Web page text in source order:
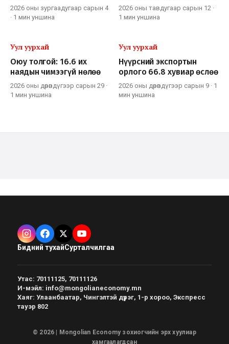
2026 оны зургаадугаар сарын 4
· 1 мин уншина
2026 оны тавдугаар сарын 12 ·
1 мин уншина
Уул уурхай
Оюу толгой: 16.6 их
наядын чимээгүй нөлөө
2026 оны дөрөвдүгээр сарын 29 ·
1 мин уншина
Уул уурхай
Нүүрсний экспортын
орлого 66.8 хувиар өслөө
2026 оны дөрөвдүгээр сарын 9 · 1
мин уншина
Бидний тухайСурталчилгаа
Утас: 70111125, 70111126
И-мэйл: info@mongolianeconomy.mn
Хаяг: Улаанбаатар, Чингэлтэй дүүрэг, 1-р хороо, Экспресс
тауэр 802
© 2026 | Mongolian Economy зохиогчийн эрх хуулиар
хамгаалагдсан